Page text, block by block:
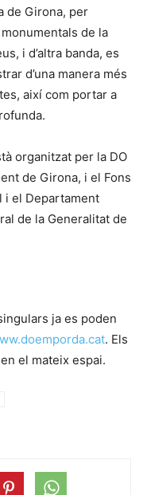
de Girona, per
de la
i d’altra banda, es
d’una manera més
així com portar a
organitzat per la DO
de Girona, i el Fons
i el Departament
de la Generalitat de
ja es poden
. Els
el mateix espai.